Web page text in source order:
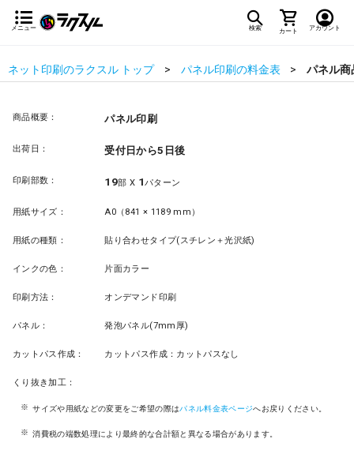
メニュー 検索 カート アカウント
ネット印刷のラクスル トップ パネル印刷の料金表 パネル商
商品概要： パネル印刷
出荷日： 受付日から5日後
印刷部数： 19部 X 1パターン
用紙サイズ： A0（841 × 1189 mm）
用紙の種類： 貼り合わせタイプ(スチレン＋光沢紙)
インクの色： 片面カラー
印刷方法： オンデマンド印刷
パネル： 発泡パネル(7mm厚)
カットパス作成： カットパス作成：カットパスなし
くり抜き加工：
サイズや用紙などの変更をご希望の際はパネル料金表ページへお戻りください。
消費税の端数処理により最終的な合計額と異なる場合があります。